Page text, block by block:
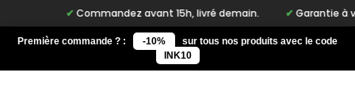
Commandez avant 15h, livré demain. Garantie à vie
Première commande ? : -10%
sur tous nos produits avec le code
INK10